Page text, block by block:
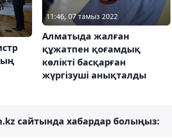
11:46, 07 тамыз 2022
Алматыда жалған
құжатпен қоғамдық
көлікті басқарған
жүргізуші анықталды
сайтында хабардар болыңыз: